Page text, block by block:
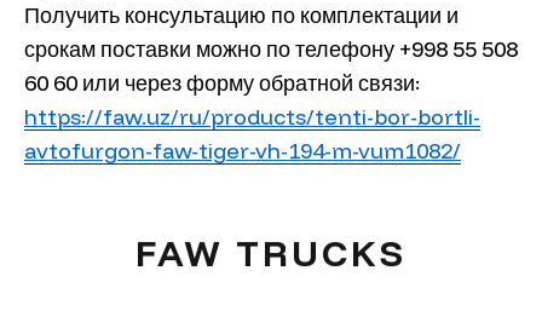
Получить консультацию по комплектации и
срокам поставки можно по телефону +998 55 508
60 60 или через форму обратной связи:
https://faw.uz/ru/products/tenti-bor-bortli-
avtofurgon-faw-tiger-vh-194-m-vum1082/
FAW TRUCKS